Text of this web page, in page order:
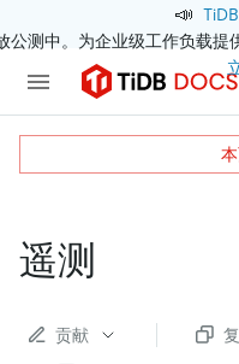
📣
公测中。为企业级工作负载提
遥测
贡献